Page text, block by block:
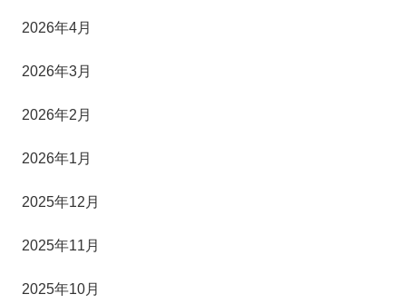
2026年4月
2026年3月
2026年2月
2026年1月
2025年12月
2025年11月
2025年10月